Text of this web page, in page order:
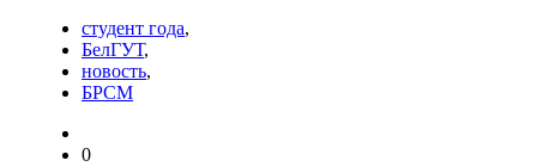
студент года,
БелГУТ,
новость,
БРСМ
0